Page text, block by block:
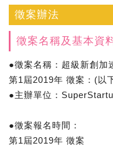
徵案辦法
徵案名稱及基本資
●徵案名稱：超級新創
第1屆2019年 徵案：(以
●主辦單位：
●徵案報名時間：
第1屆2019年 徵案